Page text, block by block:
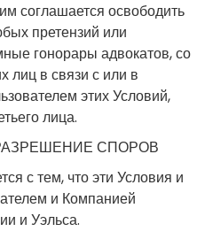
соглашается освободить
претензий или
гонорары адвокатов, со
лиц в связи с или в
этих Условий,
лица.
СПОРОВ
с тем, что эти Условия и
и Компанией
и Уэльса.